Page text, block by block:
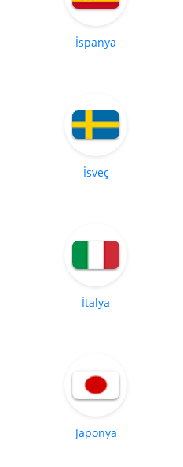
İspanya
İsveç
İtalya
Japonya